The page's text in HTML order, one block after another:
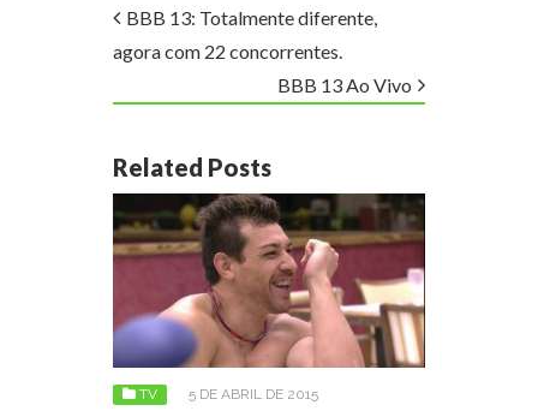
BBB 13: Totalmente diferente,
agora com 22 concorrentes.
BBB 13 Ao Vivo
Related Posts
TV 5 DE ABRIL DE 2015